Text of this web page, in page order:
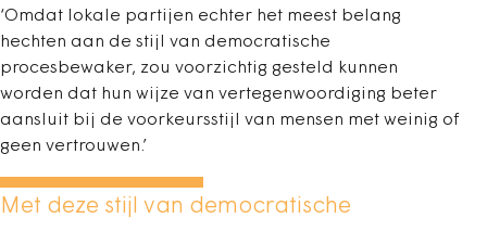
‘Omdat lokale partijen echter het meest belang
hechten aan de stijl van democratische
procesbewaker, zou voorzichtig gesteld kunnen
worden dat hun wijze van vertegenwoordiging beter
aansluit bij de voorkeursstijl van mensen met weinig of
geen vertrouwen.’
Met deze stijl van democratische